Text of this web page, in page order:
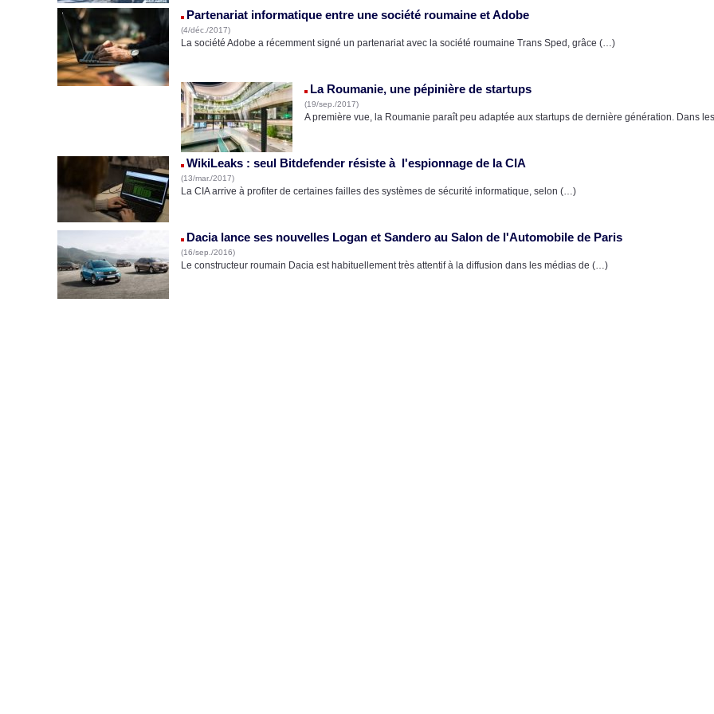
Partenariat informatique entre une société roumaine et Adobe
(4/déc./2017)
La société Adobe a récemment signé un partenariat avec la société roumaine Trans Sped, grâce (…)
La Roumanie, une pépinière de startups
(19/sep./2017)
A première vue, la Roumanie paraît peu adaptée aux startups de dernière génération. Dans
WikiLeaks : seul Bitdefender résiste à l'espionnage de la CIA
(13/mar./2017)
La CIA arrive à profiter de certaines failles des systèmes de sécurité informatique, selon (…)
Dacia lance ses nouvelles Logan et Sandero au Salon de l'Automobile de Paris
(16/sep./2016)
Le constructeur roumain Dacia est habituellement très attentif à la diffusion dans les médias de (…)